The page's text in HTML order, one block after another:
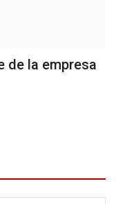
de la empresa